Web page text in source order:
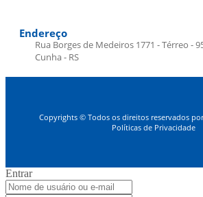
Endereço
Rua Borges de Medeiros 1771 - Térreo -
Cunha - RS
Copyrights © Todos os direitos reservados
Políticas de Privacidade
Entrar